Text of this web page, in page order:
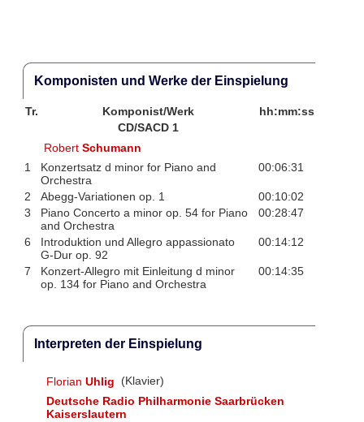
Komponisten und Werke der Einspielung
Tr. Komponist/Werk
hh:mm:ss
CD/SACD 1
RobertSchumann
1
Konzertsatz d minor for Piano and
Orchestra
00:06:31
2 Abegg-Variationen op. 1
00:10:02
3
Piano Concerto a minor op. 54 for Piano
and Orchestra
00:28:47
6
Introduktion und Allegro appassionato
G-Dur op. 92
00:14:12
7
Konzert-Allegro mit Einleitung d minor
op. 134 for Piano and Orchestra
00:14:35
Interpreten der Einspielung
Florian Uhlig
(Klavier)
Deutsche Radio Philharmonie Saarbrücken
Kaiserslautern